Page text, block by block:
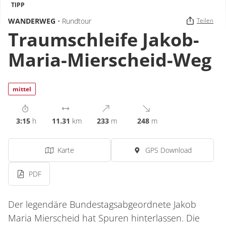
TIPP
WANDERWEG • Rundtour Teilen
Traumschleife Jakob-
Maria-Mierscheid-Weg
mittel
3:15 h 11.31 km 233 m 248 m
Karte GPS Download
PDF
Der legendäre Bundestagsabgeordnete Jakob
Maria Mierscheid hat Spuren hinterlassen. Die